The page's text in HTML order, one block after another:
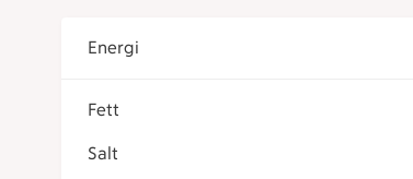
Energi
Fett
Salt